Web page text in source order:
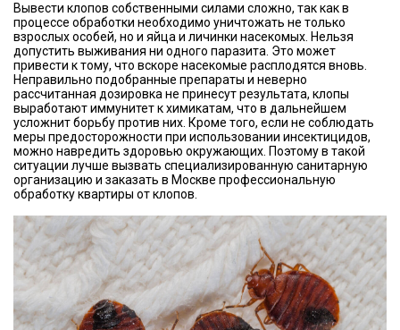
Вывести клопов собственными силами сложно, так как в
процессе обработки необходимо уничтожать не только
взрослых особей, но и яйца и личинки насекомых. Нельзя
допустить выживания ни одного паразита. Это может
привести к тому, что вскоре насекомые расплодятся вновь.
Неправильно подобранные препараты и неверно
рассчитанная дозировка не принесут результата, клопы
выработают иммунитет к химикатам, что в дальнейшем
усложнит борьбу против них. Кроме того, если не соблюдать
меры предосторожности при использовании инсектицидов,
можно навредить здоровью окружающих. Поэтому в такой
ситуации лучше вызвать специализированную санитарную
организацию и заказать в Москве профессиональную
обработку квартиры от клопов.